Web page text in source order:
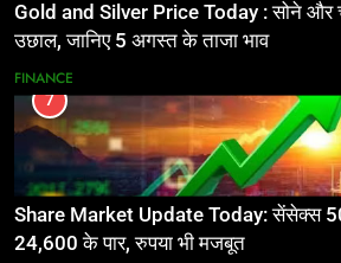
Gold and Silver Price Today : सोने और
उछाल, जानिए 5 अगस्त के ताजा भाव
FINANCE
7
Share Market Update Today: सेंसेक्स
24,600 के पार, रुपया भी मजबूत